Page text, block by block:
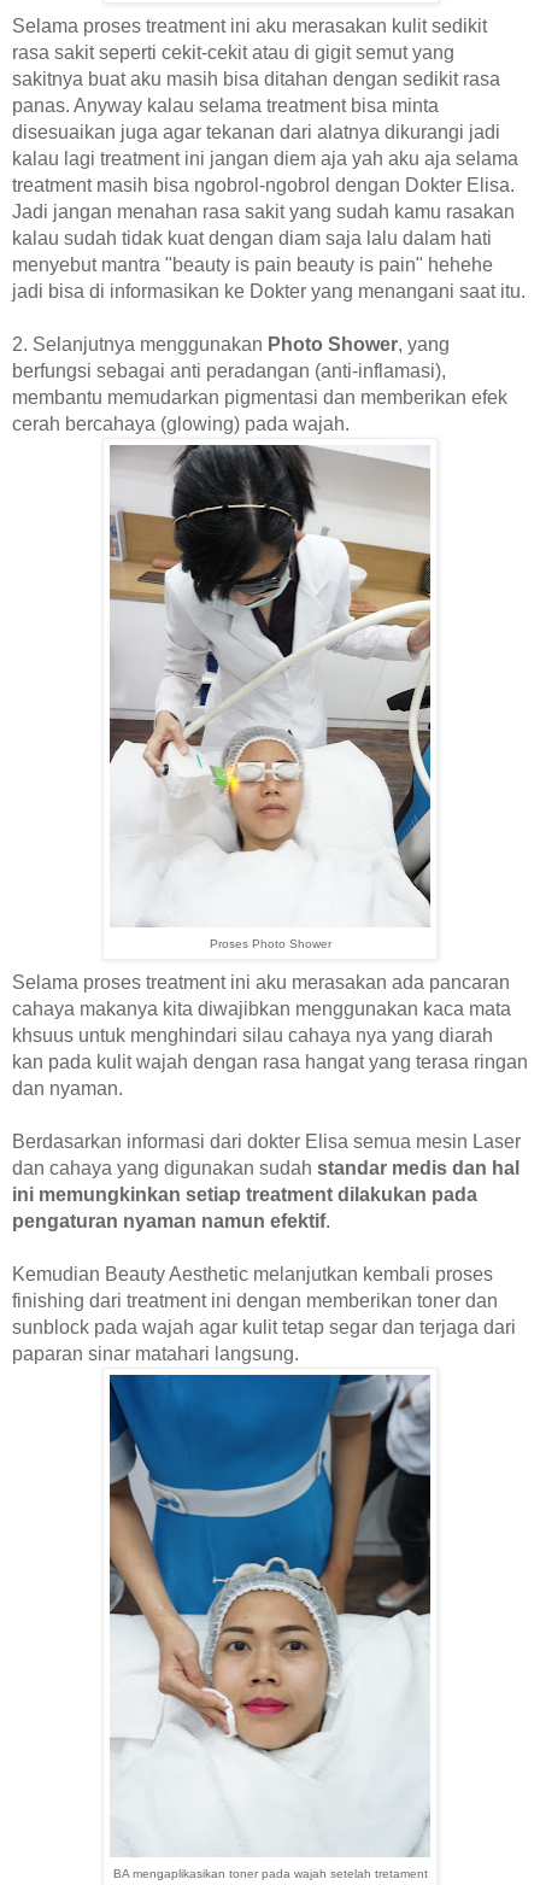
Selama proses treatment ini aku merasakan kulit sedikit
rasa sakit seperti cekit-cekit atau di gigit semut yang
sakitnya buat aku masih bisa ditahan dengan sedikit rasa
panas. Anyway kalau selama treatment bisa minta
disesuaikan juga agar tekanan dari alatnya dikurangi jadi
kalau lagi treatment ini jangan diem aja yah aku aja selama
treatment masih bisa ngobrol-ngobrol dengan Dokter Elisa.
Jadi jangan menahan rasa sakit yang sudah kamu rasakan
kalau sudah tidak kuat dengan diam saja lalu dalam hati
menyebut mantra "beauty is pain beauty is pain" hehehe
jadi bisa di informasikan ke Dokter yang menangani saat itu.
2. Selanjutnya menggunakan Photo Shower, yang
berfungsi sebagai anti peradangan (anti-inflamasi),
membantu memudarkan pigmentasi dan memberikan efek
cerah bercahaya (glowing) pada wajah.
Proses Photo Shower
Selama proses treatment ini aku merasakan ada pancaran
cahaya makanya kita diwajibkan menggunakan kaca mata
khsuus untuk menghindari silau cahaya nya yang diarah
kan pada kulit wajah dengan rasa hangat yang terasa ringan
dan nyaman.
Berdasarkan informasi dari dokter Elisa semua mesin Laser
dan cahaya yang digunakan sudah standar medis dan hal
ini memungkinkan setiap treatment dilakukan pada
pengaturan nyaman namun efektif.
Kemudian Beauty Aesthetic melanjutkan kembali proses
finishing dari treatment ini dengan memberikan toner dan
sunblock pada wajah agar kulit tetap segar dan terjaga dari
paparan sinar matahari langsung.
BA mengaplikasikan toner pada wajah setelah tretament